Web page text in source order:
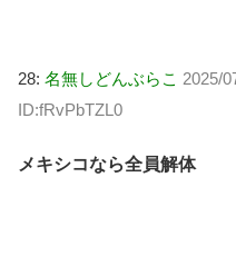
28: 名無しどんぶらこ 2025/
ID:fRvPbTZL0
メキシコなら全員解体